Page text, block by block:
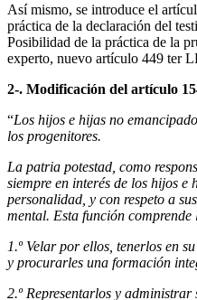
Así mismo, se introduce el
práctica de la declaración del
Posibilidad de la práctica de la
experto, nuevo artículo 449 ter
2-. Modificación del artículo
“Los hijos e hijas no
los progenitores.
La patria potestad, como
siempre en interés de los hijos e
personalidad, y con respeto a
mental. Esta función comprende
1.º Velar por ellos, tenerlos en
y procurarles una formación
2.º Representarlos y administrar